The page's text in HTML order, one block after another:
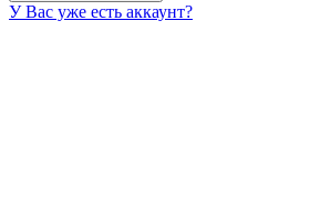
У Вас уже есть аккаунт?